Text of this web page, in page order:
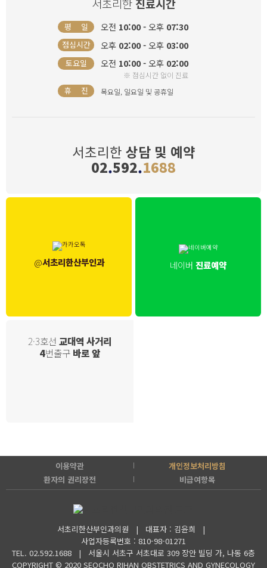
서초리한 진료시간
평 일 오전 10:00 -오후 07:30
점심시간 오후 02:00 -오후 03:00
토요일 오전 10:00 -오후 02:00
※ 점심시간 없이 진료
휴 진 목요일, 일요일 및 공휴일
서초리한 상담 및 예약
02.592.1688
@서초리한산부인과 네이버 진료예약
2·3호선 교대역 사거리
4번출구 바로 앞
이용약관
개인정보처리방침
환자의 권리장전
비급여항목
서초리한산부인과의원 | 대표자 : 김윤희 |
사업자등록번호 : 810-98-01271
TEL. 02.592.1688 | 서울시 서초구 서초대로 309 장안 빌딩 가, 나동 6층
COPYRIGHT © 2020 SEOCHO RIHAN OBSTETRICS AND GYNECOLOGY